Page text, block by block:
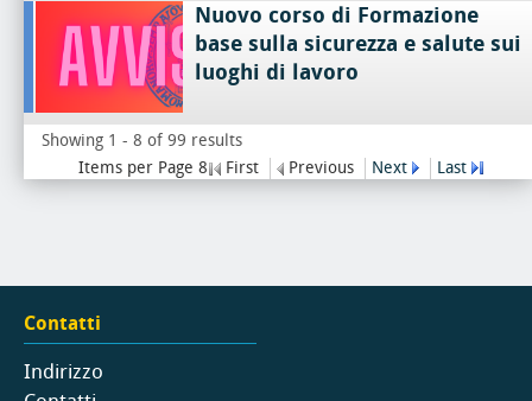
Nuovo corso di Formazione
base sulla sicurezza e salute sui
luoghi di lavoro
Showing 1 - 8 of 99 results
Items per Page 8
First Previous Next Last
Contatti
Indirizzo